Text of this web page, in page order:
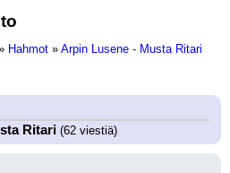
Hahmot » Arpin Lusene - Musta Ritari
Ritari (62 viestiä)